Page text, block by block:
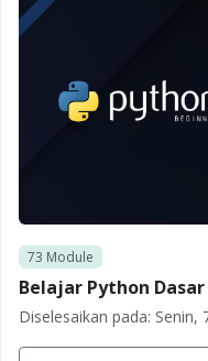
73 Module
Belajar Python Dasar
Diselesaikan pada: Senin,